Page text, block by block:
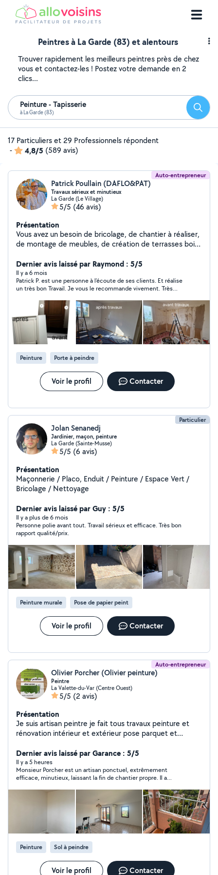
Peintres à La Garde (83) et alentours
Trouver rapidement les meilleurs peintres près de chez
vous et contactez-les ! Postez votre demande en 2
clics...
Peinture - Tapisserie
à La Garde (83)
17 Particuliers et 29 Professionnels répondent
-
4,8/5 (589 avis)
Auto-entrepreneur
Patrick Poullain (DAFLO&PAT)
Travaux sérieux et minutieux
La Garde (Le Village)
5/5 (46 avis)
Présentation
Vous avez un besoin de bricolage, de chantier à réaliser,
de montage de meubles, de création de terrasses bois,
de parquet... Je suis là DAFLO&PAT. Vous avez besoin
de jardinage, de tonte de gazons, d'entretiens de vos
espaces verts. Je suis là DAFLO&PAT. Le résultat sera
soigné, durable, vous pouvez compter sur mes
capacités, mon écoute, mon attention pour répondre
au plus près de vos demandes.
Dernier avis laissé par Raymond : 5/5
Il y a 6 mois
Patrick P. est une personne à l'écoute de ses clients. Et réalise
un très bon Travail. Je vous le recommande vivement. Très
Peinture Porte à peindre
Voir le profil Contacter
Particulier
Jolan Senanedj
Jardinier, maçon, peinture
La Garde (Sainte-Musse)
5/5 (6 avis)
Présentation
Maçonnerie / Placo, Enduit / Peinture / Espace Vert /
Bricolage / Nettoyage
Dernier avis laissé par Guy : 5/5
Il y a plus de 6 mois
Personne polie avant tout. Travail sérieux et efficace. Très bon
rapport qualité/prix.
Peinture murale Pose de papier peint
Voir le profil Contacter
Auto-entrepreneur
Olivier Porcher (Olivier peinture)
Peintre
La Valette-du-Var (Centre Ouest)
5/5 (2 avis)
Présentation
Je suis artisan peintre je fait tous travaux peinture et
rénovation intérieur et extérieur pose parquet et
et très réactif je garantie un travail bien exécuté me
déplace rapidement petit et grand chantier assurance
personnelle et décennale.
Dernier avis laissé par Garance : 5/5
Il y a 5 heures
Monsieur Porcher est un artisan ponctuel, extrêmement
efficace, minutieux, laissant la fin de chantier propre. Il a
chantier directement par la suite ! En plus de toutes ses
qualités professionnelles, c’est un homme gentil , agréable et
très serviable. Un artisan comme on aimerait en rencontrer
Peinture Sol à peindre
Voir le profil Contacter